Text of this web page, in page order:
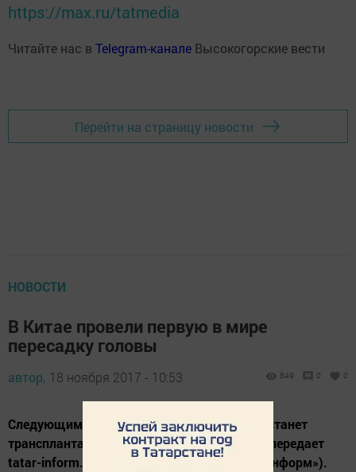
https://max.ru/tatmedia
Читайте нас в Telegram-канале Высокогорские вести
Перейти на страницу новости
НОВОСТИ
В Китае провели первую в мире
пересадку головы
автор, 18 ноября 2017 - 10:53 849 0 0
Следующим шагом, по словам итальянца, станет
трансплантация головы живому человеку, передает
tatar-inform.ru (Казань, 17 ноября, «Татар-информ»).